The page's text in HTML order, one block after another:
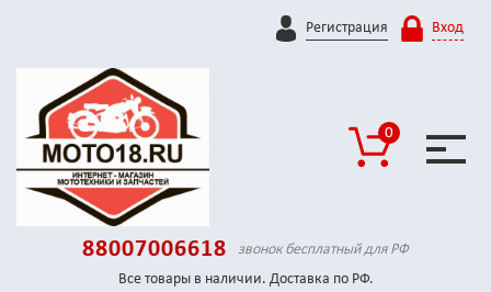
Регистрация Вход
0
88007006618
звонок бесплатный для РФ
Все товары в наличии. Доставка по РФ.